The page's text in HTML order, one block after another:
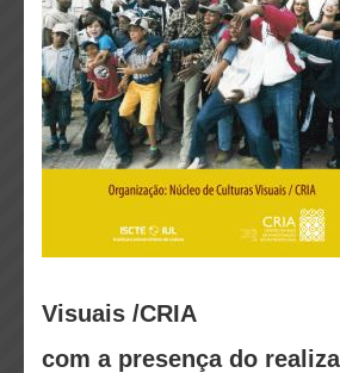
Visuais /CRIA
com a presença do